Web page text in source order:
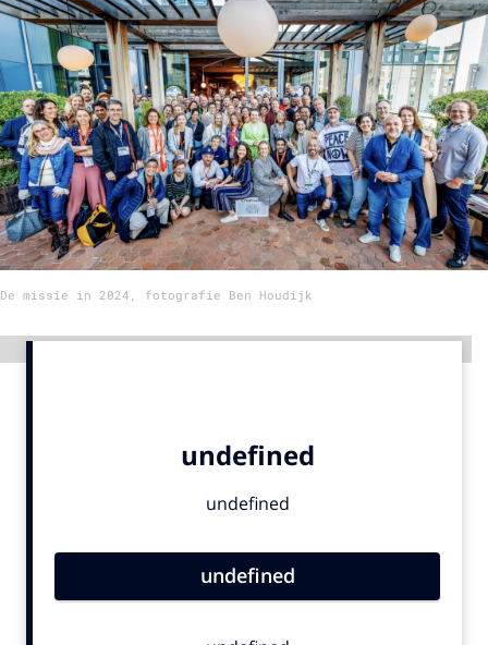
Menu
Home
9 sept: GenAI-training
12 nov: MarketingLive!
Adverteren
Events
Academy
Carriere
Contentmarketing
De missie in 2024, fotografie Ben Houdijk